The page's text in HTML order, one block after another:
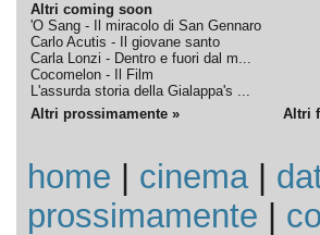
Altri coming soon
'O Sang - Il miracolo di San Gennaro
Carlo Acutis - Il giovane santo
Carla Lonzi - Dentro e fuori dal m...
Cocomelon - Il Film
L'assurda storia della Gialappa's ...
Altri prossimamente » Altri
home cinema|
prossimamente